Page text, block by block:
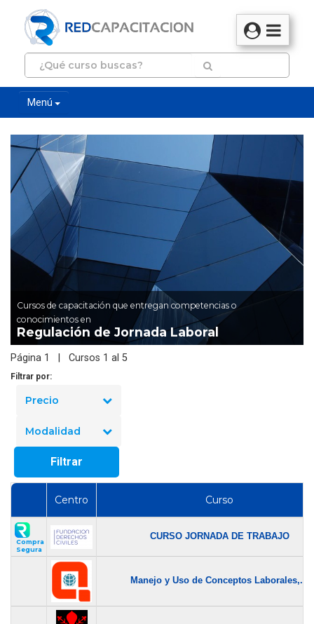
Menú
Cursos de capacitación que entregan competencias o
conocimientos en
Regulación de Jornada Laboral
Página 1 | Cursos 1 al 5
Filtrar por:
Precio
Modalidad
Filtrar
Centro Curso
Compra
Segura
CURSO JORNADA DE TRABAJO
Manejo y Uso de Conceptos Laborales,...